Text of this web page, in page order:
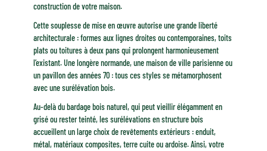
construction de votre maison.
Cette souplesse de mise en œuvre autorise une grande liberté
architecturale : formes aux lignes droites ou contemporaines, toits
plats ou toitures à deux pans qui prolongent harmonieusement
l’existant. Une longère normande, une maison de ville parisienne ou
un pavillon des années 70 : tous ces styles se métamorphosent
avec une surélévation bois.
Au-delà du bardage bois naturel, qui peut vieillir élégamment en
grisé ou rester teinté, les surélévations en structure bois
accueillent un large choix de revêtements extérieurs : enduit,
métal, matériaux composites, terre cuite ou ardoise. Ainsi, votre